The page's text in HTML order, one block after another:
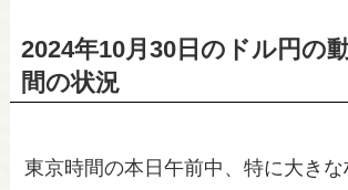
2024年10月30日のドル円の
間の状況
東京時間の本日午前中、特に大き